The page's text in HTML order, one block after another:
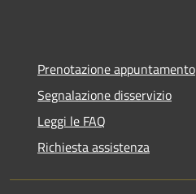
Prenotazione appuntamento
Segnalazione disservizio
Leggi le FAQ
Richiesta assistenza